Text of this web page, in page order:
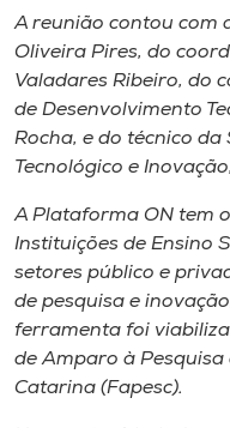
o idioma
A+
A-
A reunião contou com
Oliveira Pires, do
Valadares Ribeiro, do
de Desenvolvimento
Rocha, e do técnico
Tecnológico e
A Plataforma ON tem
Instituições de Ensino
setores público e
de pesquisa e
ferramenta foi
de Amparo à
Catarina (Fapesc).